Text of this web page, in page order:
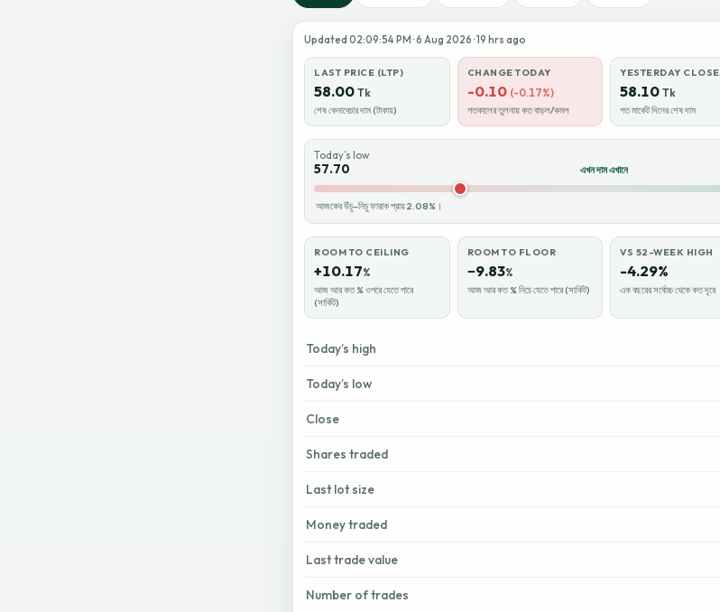
Updated 02:09:54 PM · 6 Aug 2026 · 19 hrs ago
LAST PRICE (LTP)
58.00 Tk
শেষ কেনাবেচার দাম (টাকায়)
CHANGE TODAY
-0.10 (-0.17%)
গতকালের তুলনায় কত বাড়ল/কমল
YESTERDAY CLOSE
58.10 Tk
গত মার্কেট দিনের শেষ দাম
Today’s low
57.70 এখন দাম এখানে
আজকের উঁচু–নিচু ফারাক প্রায় 2.08%।
ROOM TO CEILING
+10.17%
আজ আর কত % ওপরে যেতে পারে
(সার্কিট)
ROOM TO FLOOR
−9.83%
আজ আর কত % নিচে যেতে পারে (সার্কিট)
VS 52-WEEK HIGH
-4.29%
এক বছরের সর্বোচ্চ থেকে কত দূরে
Today’s high
Today’s low
Close
Shares traded
Last lot size
Money traded
Last trade value
Number of trades